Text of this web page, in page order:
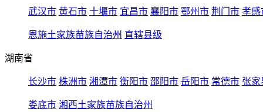
武汉市 黄石市 十堰市 宜昌市 襄阳市 鄂州市 荆门市 孝感
恩施土家族苗族自治州 直辖县级
湖南省
长沙市 株洲市 湘潭市 衡阳市 邵阳市 岳阳市 常德市 张家
娄底市 湘西土家族苗族自治州